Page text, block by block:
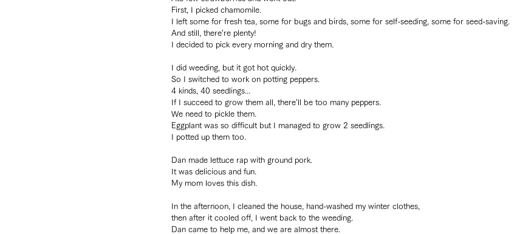
First, I picked chamomile.
I left some for fresh tea, some for bugs and birds, some for self-seeding, some for seed-saving.
And still, there’re plenty!
I decided to pick every morning and dry them.
I did weeding, but it got hot quickly.
So I switched to work on potting peppers.
4 kinds, 40 seedlings...
If I succeed to grow them all, there’ll be too many peppers.
We need to pickle them.
Eggplant was so difficult but I managed to grow 2 seedlings.
I potted up them too.
Dan made lettuce rap with ground pork.
It was delicious and fun.
My mom loves this dish.
In the afternoon, I cleaned the house, hand-washed my winter clothes,
then after it cooled off, I went back to the weeding.
Dan came to help me, and we are almost there.